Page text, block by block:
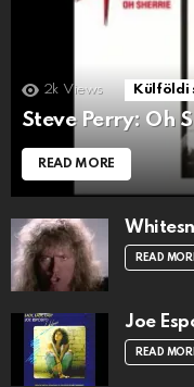
2k Views Külföldi
Steve Perry: Oh
READ MORE
READ
Joe
READ